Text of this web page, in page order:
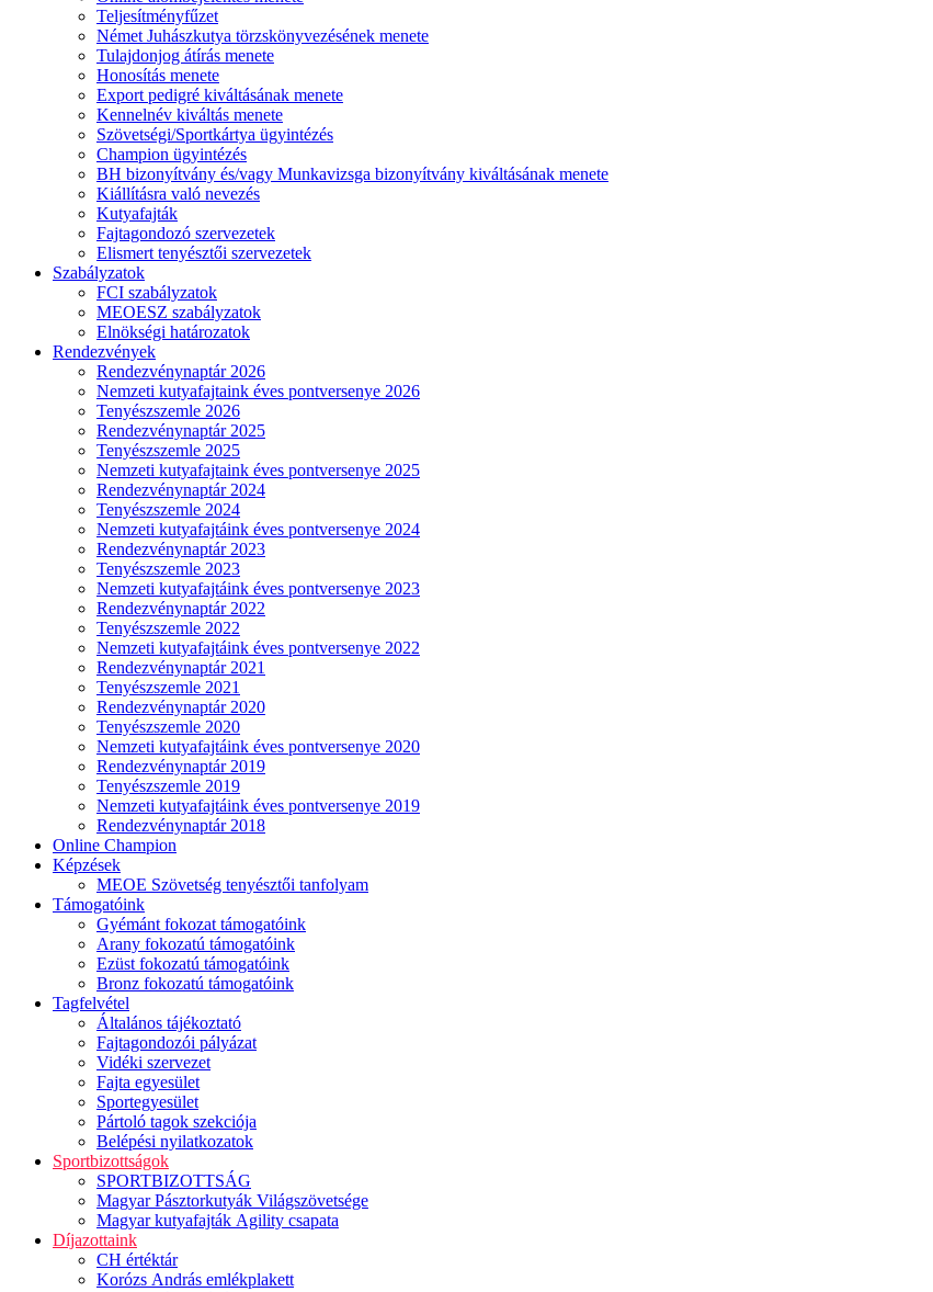
Teljesítményfűzet
Német Juhászkutya törzskönyvezésének menete
Tulajdonjog átírás menete
Honosítás menete
Export pedigré kiváltásának menete
Kennelnév kiváltás menete
Szövetségi/Sportkártya ügyintézés
Champion ügyintézés
BH bizonyítvány és/vagy Munkavizsga bizonyítvány kiváltásának menete
Kiállításra való nevezés
Kutyafajták
Fajtagondozó szervezetek
Elismert tenyésztői szervezetek
Szabályzatok
FCI szabályzatok
MEOESZ szabályzatok
Elnökségi határozatok
Rendezvények
Rendezvénynaptár 2026
Nemzeti kutyafajtaink éves pontversenye 2026
Tenyészszemle 2026
Rendezvénynaptár 2025
Tenyészszemle 2025
Nemzeti kutyafajtaink éves pontversenye 2025
Rendezvénynaptár 2024
Tenyészszemle 2024
Nemzeti kutyafajtáink éves pontversenye 2024
Rendezvénynaptár 2023
Tenyészszemle 2023
Nemzeti kutyafajtáink éves pontversenye 2023
Rendezvénynaptár 2022
Tenyészszemle 2022
Nemzeti kutyafajtáink éves pontversenye 2022
Rendezvénynaptár 2021
Tenyészszemle 2021
Rendezvénynaptár 2020
Tenyészszemle 2020
Nemzeti kutyafajtáink éves pontversenye 2020
Rendezvénynaptár 2019
Tenyészszemle 2019
Nemzeti kutyafajtáink éves pontversenye 2019
Rendezvénynaptár 2018
Online Champion
Képzések
MEOE Szövetség tenyésztői tanfolyam
Támogatóink
Gyémánt fokozat támogatóink
Arany fokozatú támogatóink
Ezüst fokozatú támogatóink
Bronz fokozatú támogatóink
Tagfelvétel
Általános tájékoztató
Fajtagondozói pályázat
Vidéki szervezet
Fajta egyesület
Sportegyesület
Pártoló tagok szekciója
Belépési nyilatkozatok
Sportbizottságok
SPORTBIZOTTSÁG
Magyar Pásztorkutyák Világszövetsége
Magyar kutyafajták Agility csapata
Díjazottaink
CH értéktár
Korózs András emlékplakett